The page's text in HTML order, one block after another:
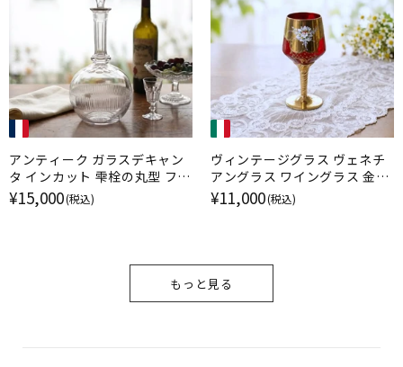
アンティーク ガラスデキャン
タ インカット 雫栓の丸型 フラ
ンス
¥15,000(税込)
ヴィンテージグラス ヴェネチ
アングラス ワイングラス 金彩
エナメル彩 ムラーノガラス ル
ビー イタリア
¥11,000(税込)
もっと見る